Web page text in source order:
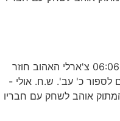
צ'ארלי והמספרים - פרק 10 06:00 - 06:06 צ'ארלי האהוב חוזר
לספור כ' עב'. ש.ח. אולי -
אולי הקופיף המתוק אוהב לשחק עם חבריו